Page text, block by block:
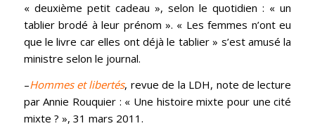
« deuxième petit cadeau », selon le quotidien : « un
tablier brodé à leur prénom ». « Les femmes n’ont eu
que le livre car elles ont déjà le tablier » s’est amusé la
ministre selon le journal.
–Hommes et libertés, revue de la LDH, note de lecture
par Annie Rouquier : « Une histoire mixte pour une cité
mixte ? », 31 mars 2011.